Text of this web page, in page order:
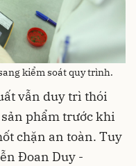
kiểm soát quy trình.
vẫn duy trì thói
phẩm trước khi
chặn an toàn. Tuy
Đoan Duy -